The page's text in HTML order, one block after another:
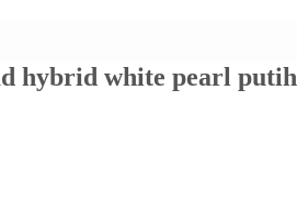
hybrid white pearl putih